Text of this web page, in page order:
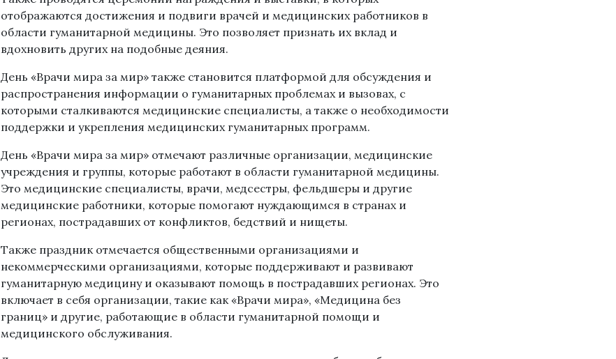
отображаются достижения и подвиги врачей и медицинских работников в
области гуманитарной медицины. Это позволяет признать их вклад и
вдохновить других на подобные деяния.
День «Врачи мира за мир» также становится платформой для обсуждения и
распространения информации о гуманитарных проблемах и вызовах, с
которыми сталкиваются медицинские специалисты, а также о необходимости
поддержки и укрепления медицинских гуманитарных программ.
День «Врачи мира за мир» отмечают различные организации, медицинские
учреждения и группы, которые работают в области гуманитарной медицины.
Это медицинские специалисты, врачи, медсестры, фельдшеры и другие
медицинские работники, которые помогают нуждающимся в странах и
регионах, пострадавших от конфликтов, бедствий и нищеты.
Также праздник отмечается общественными организациями и
некоммерческими организациями, которые поддерживают и развивают
гуманитарную медицину и оказывают помощь в пострадавших регионах. Это
включает в себя организации, такие как «Врачи мира», «Медицина без
границ» и другие, работающие в области гуманитарной помощи и
медицинского обслуживания.